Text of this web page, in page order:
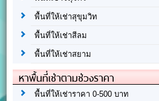
พื้นที่ให้เช่าสุขุมวิท
พื้นที่ให้เช่าสีลม
พื้นที่ให้เช่าสยาม
หาพื้นที่เช่าตามช่วงราคา
พื้นที่ให้เช่าราคา 0-500 บาท